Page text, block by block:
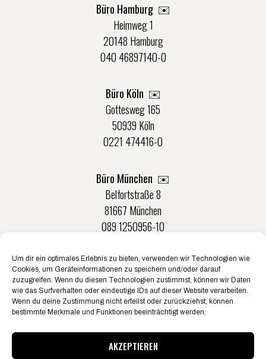
Um dir ein optimales Erlebnis zu bieten, verwenden wir Technologien wie
Cookies, um Geräteinformationen zu speichern und/oder darauf
zuzugreifen. Wenn du diesen Technologien zustimmst, können wir Daten
wie das Surfverhalten oder eindeutige IDs auf dieser Website verarbeiten.
Wenn du deine Zustimmung nicht erteilst oder zurückziehst, können
bestimmte Merkmale und Funktionen beeinträchtigt werden.
AKZEPTIEREN
Büro Hamburg ✉️
Heimweg 1
20148 Hamburg
040 46897140-0
Büro Köln ✉️
Gottesweg 165
50939 Köln
0221 474416-0
Büro München ✉️
Belfortstraße 8
81667 München
089 1250956-10
Büro Münster ✉️
Rudolf-Von-Langen-Str. 42
48147 Münster
0251 20132-0